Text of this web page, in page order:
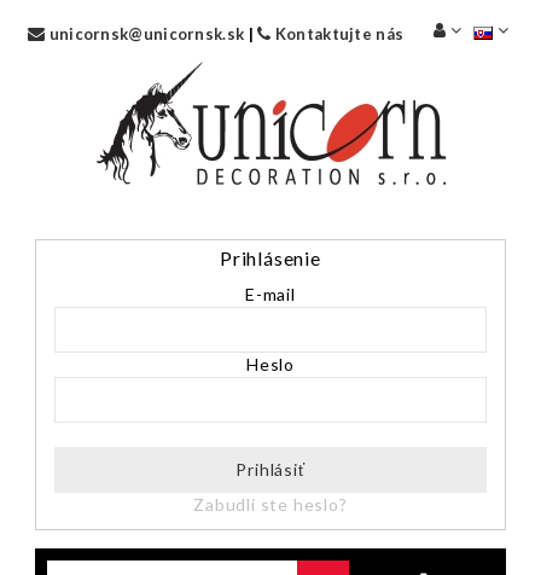
unicornsk@unicornsk.sk | Kontaktujte nás
Prihlásenie
E-mail
Heslo
Prihlásiť
Zabudli ste heslo?